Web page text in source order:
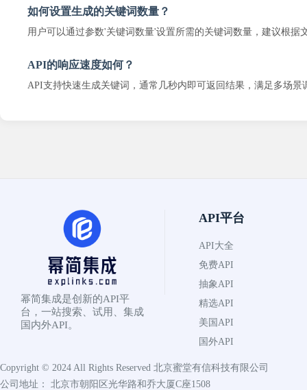
如何设置生成的关键词数量？
用户可以通过参数'关键词数量'设置所需的关键词数量，建议根据
API的响应速度如何？
API支持快速生成关键词，通常几秒内即可返回结果，满足多场景
幂简集成是创新的API平
台，一站搜索、试用、集成
国内外API。
API平台
API大全
免费API
抽象API
精选API
美国API
国外API
Copyright © 2024 All Rights Reserved 北京蜜堂有信科技有限公司
公司地址： 北京市朝阳区光华路和乔大厦C座1508